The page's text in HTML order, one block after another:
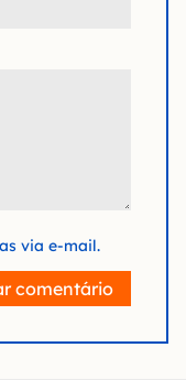
via e-mail.
comentário